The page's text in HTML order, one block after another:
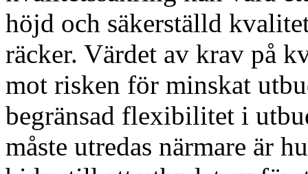
höjd och säkerställd
räcker. Värdet av krav på
mot risken för minskat
begränsad flexibilitet i
måste utredas närmare är